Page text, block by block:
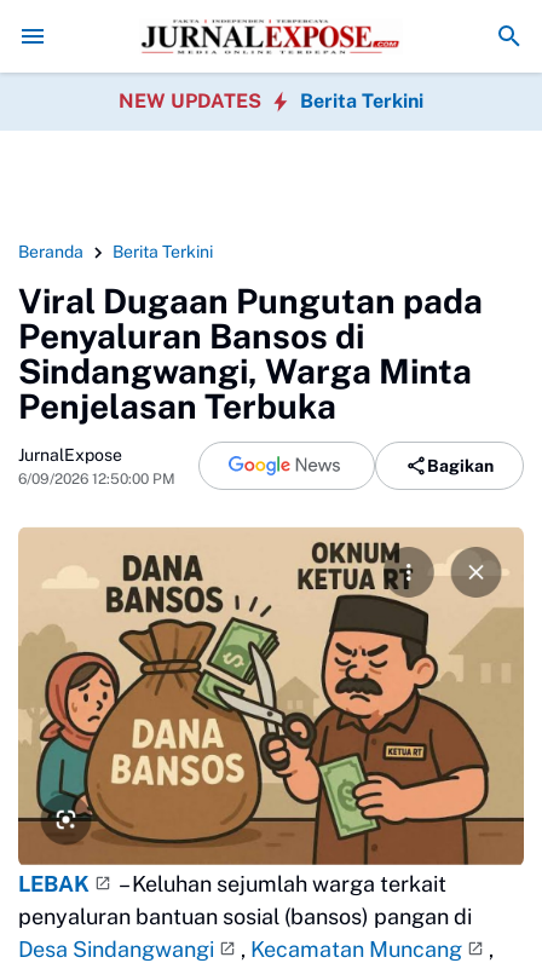
Diduga di Menu MBG Ada Gorengan, Wali Murid SDN
NEW UPDATES Berita Terkini
Beranda Berita Terkini
Viral Dugaan Pungutan pada
Penyaluran Bansos di
Sindangwangi, Warga Minta
Penjelasan Terbuka
JurnalExpose
6/09/2026 12:50:00 PM
Bagikan
LEBAK
– Keluhan sejumlah warga terkait
penyaluran bantuan sosial (bansos) pangan di
Desa Sindangwangi
, Kecamatan Muncang
,